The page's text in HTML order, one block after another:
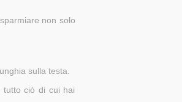
non solo
sulla testa.
tutto ciò di cui hai